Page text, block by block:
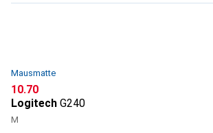
Mausmatte
CHF
10.70
Logitech G240
M